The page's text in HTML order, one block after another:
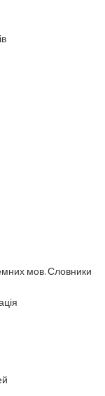
мов. Словники